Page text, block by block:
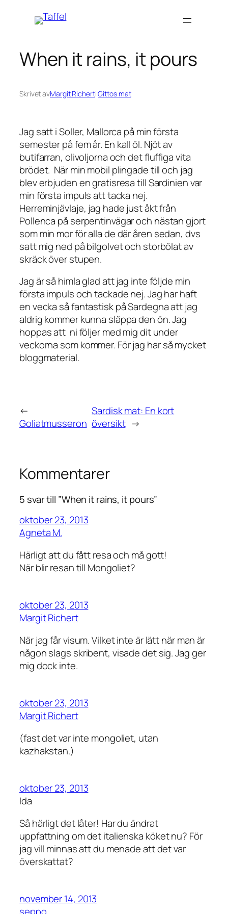
When it rains, it pours
Skrivet avMargit RichertiGittos mat
Jag satt i Soller, Mallorca på min första
semester på fem år. En kall öl. Njöt av
butifarran, olivoljorna och det fluffiga vita
brödet. När min mobil plingade till och jag
blev erbjuden en gratisresa till Sardinien var
min första impuls att tacka nej.
Herreminjävlaje, jag hade just åkt från
Pollenca på serpentinvägar och nästan gjort
som min mor för alla de där åren sedan, dvs
satt mig ned på bilgolvet och storbölat av
skräck över stupen.
Jag är så himla glad att jag inte följde min
första impuls och tackade nej. Jag har haft
en vecka så fantastisk på Sardegna att jag
aldrig kommer kunna släppa den ön. Jag
hoppas att ni följer med mig dit under
veckorna som kommer. För jag har så mycket
bloggmaterial.
←
Goliatmusseron
Sardisk mat: En kort
översikt →
Kommentarer
5 svar till ”When it rains, it pours”
oktober 23, 2013
Agneta M.
Härligt att du fått resa och må gott!
När blir resan till Mongoliet?
oktober 23, 2013
Margit Richert
När jag får visum. Vilket inte är lätt när man är
någon slags skribent, visade det sig. Jag ger
mig dock inte.
oktober 23, 2013
Margit Richert
(fast det var inte mongoliet, utan
kazhakstan.)
oktober 23, 2013
Ida
Så härligt det låter! Har du ändrat
uppfattning om det italienska köket nu? För
jag vill minnas att du menade att det var
överskattat?
november 14, 2013